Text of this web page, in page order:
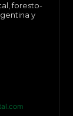
foresto-
y